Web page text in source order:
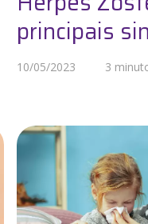
principais
10/05/2023 3